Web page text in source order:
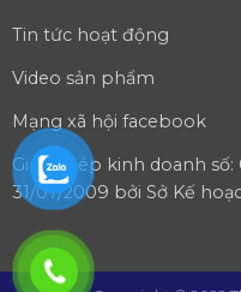
Tin tức hoạt động
Video sản phẩm
Mạng xã hội facebook
Giấy phép kinh doanh
31/07/2009 bởi Sở Kế